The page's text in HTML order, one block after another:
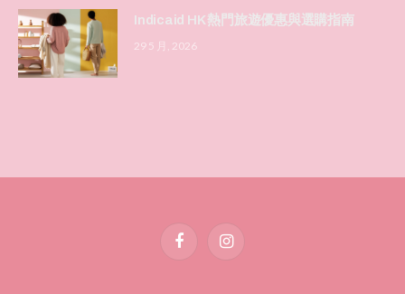
Indicaid HK 熱門旅遊優惠與選購指南
29 5 月, 2026
FacebookInstagram